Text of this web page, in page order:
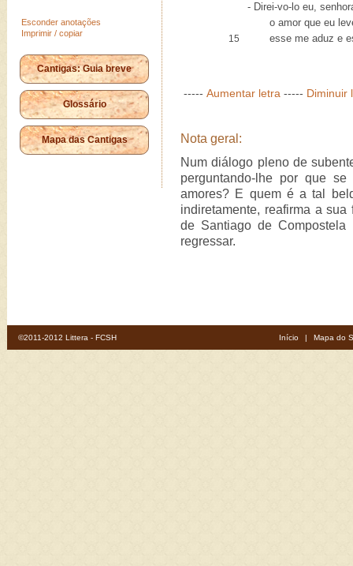
Esconder anotações
Imprimir / copiar
Cantigas: Guia breve
Glossário
Mapa das Cantigas
- Direi-vo-lo eu,
o amor que eu
15 esse me aduz e
----- Aumentar letra ----- Diminuir
Nota geral:
Num diálogo pleno de
perguntando-lhe por que
amores? E quem é a tal
indiretamente, reafirma a
de Santiago de
regressar.
©2011-2012 Littera - FCSH Início | Mapa do